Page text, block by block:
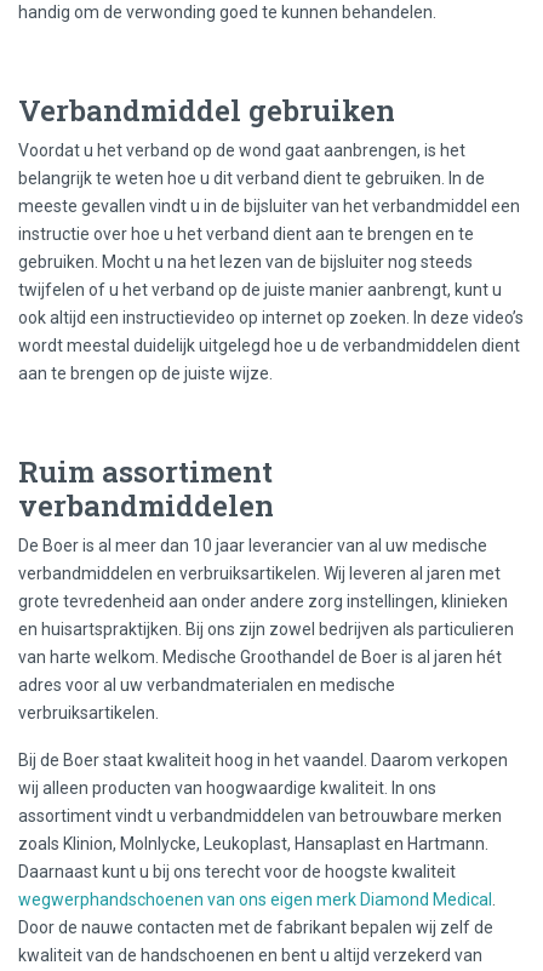
handig om de verwonding goed te kunnen behandelen.
Verbandmiddel gebruiken
Voordat u het verband op de wond gaat aanbrengen, is het
belangrijk te weten hoe u dit verband dient te gebruiken. In de
meeste gevallen vindt u in de bijsluiter van het verbandmiddel een
instructie over hoe u het verband dient aan te brengen en te
gebruiken. Mocht u na het lezen van de bijsluiter nog steeds
twijfelen of u het verband op de juiste manier aanbrengt, kunt u
ook altijd een instructievideo op internet op zoeken. In deze video’s
wordt meestal duidelijk uitgelegd hoe u de verbandmiddelen dient
aan te brengen op de juiste wijze.
Ruim assortiment
verbandmiddelen
De Boer is al meer dan 10 jaar leverancier van al uw medische
verbandmiddelen en verbruiksartikelen. Wij leveren al jaren met
grote tevredenheid aan onder andere zorg instellingen, klinieken
en huisartspraktijken. Bij ons zijn zowel bedrijven als particulieren
van harte welkom. Medische Groothandel de Boer is al jaren hét
adres voor al uw verbandmaterialen en medische
verbruiksartikelen.
Bij de Boer staat kwaliteit hoog in het vaandel. Daarom verkopen
wij alleen producten van hoogwaardige kwaliteit. In ons
assortiment vindt u verbandmiddelen van betrouwbare merken
zoals Klinion, Molnlycke, Leukoplast, Hansaplast en Hartmann.
Daarnaast kunt u bij ons terecht voor de hoogste kwaliteit
wegwerphandschoenen van ons eigen merk Diamond Medical
Door de nauwe contacten met de fabrikant bepalen wij zelf de
kwaliteit van de handschoenen en bent u altijd verzekerd van